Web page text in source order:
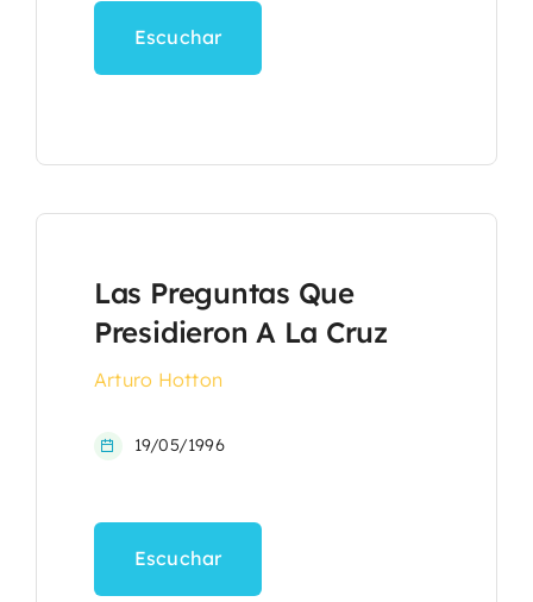
Escuchar
Las Preguntas Que
Presidieron A La Cruz
Arturo Hotton
19/05/1996
Escuchar